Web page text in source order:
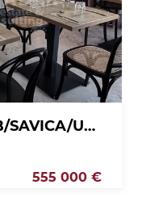
SUPER PRILIKA!ZAGREB/SAVICA/UHODANI RESTORAN NA ATRAKRIVNOJ LOKACIJI
555 000 €